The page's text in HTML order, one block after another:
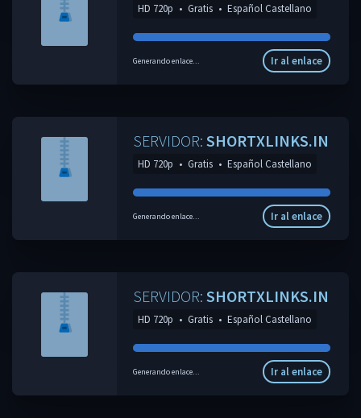
HD 720p • Gratis • Español Castellano
Generando enlace... Ir al enlace
SERVIDOR: SHORTXLINKS.IN
HD 720p • Gratis • Español Castellano
Generando enlace... Ir al enlace
SERVIDOR: SHORTXLINKS.IN
HD 720p • Gratis • Español Castellano
Generando enlace... Ir al enlace